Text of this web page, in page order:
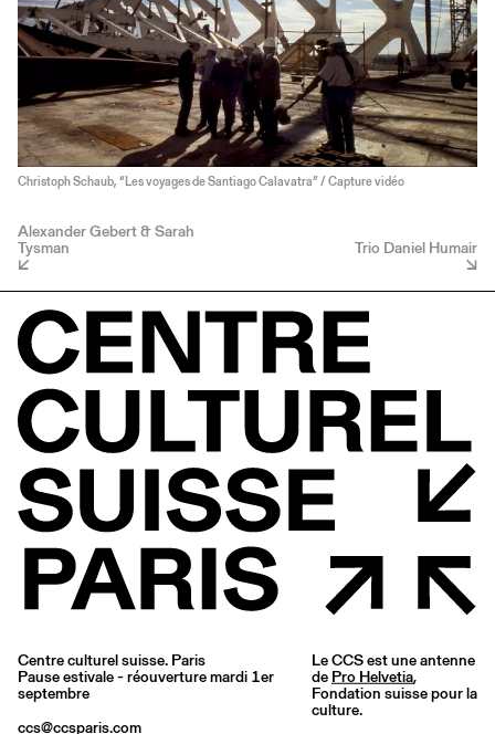
Christoph Schaub, “Les voyages de Santiago Calavatra” / Capture vidéo
Alexander Gebert & Sarah
Tysman Trio Daniel Humair
Centre culturel suisse. Paris
Pause estivale - réouverture mardi 1er
septembre
ccs@ccsparis.com
Le CCS est une antenne
de Pro Helvetia,
Fondation suisse pour la
culture.